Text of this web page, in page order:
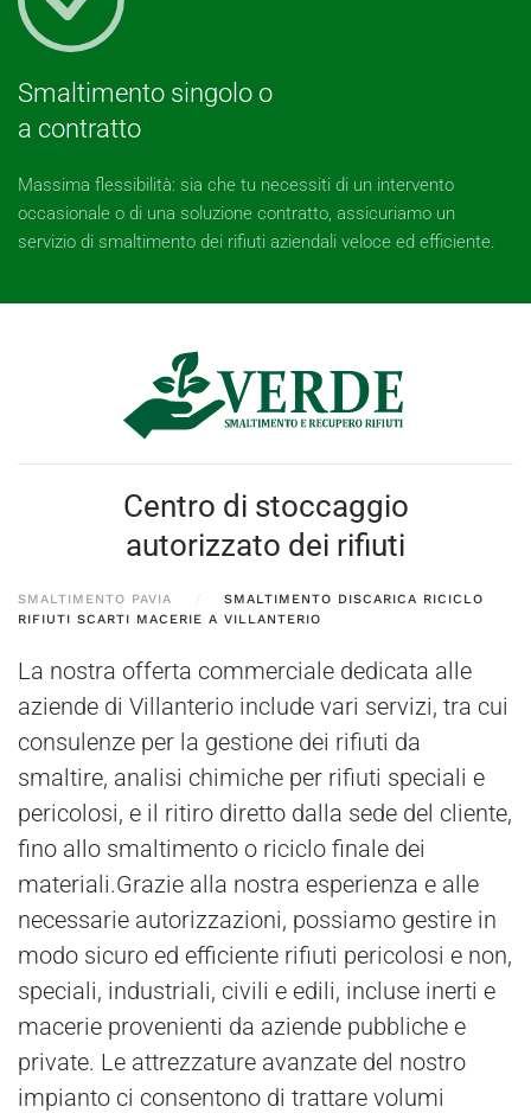
Smaltimento singolo o
a contratto
Massima flessibilità: sia che tu necessiti di un intervento
occasionale o di una soluzione contratto, assicuriamo un
servizio di smaltimento dei rifiuti aziendali veloce ed efficiente.
Centro di stoccaggio
autorizzato dei rifiuti
SMALTIMENTO PAVIA
SMALTIMENTO DISCARICA RICICLO
RIFIUTI SCARTI MACERIE A VILLANTERIO
La nostra offerta commerciale dedicata alle
aziende di Villanterio include vari servizi, tra cui
consulenze per la gestione dei rifiuti da
smaltire, analisi chimiche per rifiuti speciali e
pericolosi, e il ritiro diretto dalla sede del cliente,
fino allo smaltimento o riciclo finale dei
materiali.Grazie alla nostra esperienza e alle
necessarie autorizzazioni, possiamo gestire in
modo sicuro ed efficiente rifiuti pericolosi e non,
speciali, industriali, civili e edili, incluse inerti e
macerie provenienti da aziende pubbliche e
private. Le attrezzature avanzate del nostro
impianto ci consentono di trattare volumi